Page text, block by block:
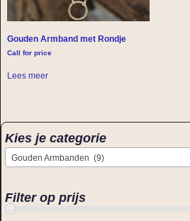
Gouden Armband met Rondje
Call for price
Lees meer
Kies je categorie
Gouden Armbanden (9)
Filter op prijs